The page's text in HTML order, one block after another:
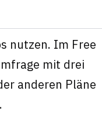
nutzen. Im Free
mit drei
anderen Pläne